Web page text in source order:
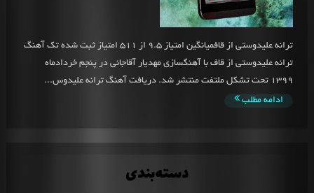
ترانه علیدوستی از قافمیانگین امتیاز 9.5 از 511 امتیاز ثبت شده تک آهنگ
ترانه علیدوستی از قاف با آهنگسازی مهدیار آقاجانی در پنجم خردادماه
1399 تحت تشکل ملتفت منتشر شد. دریافت آهنگ ترانه علیدوس...
ادامه مطلب
دسته‌بندی